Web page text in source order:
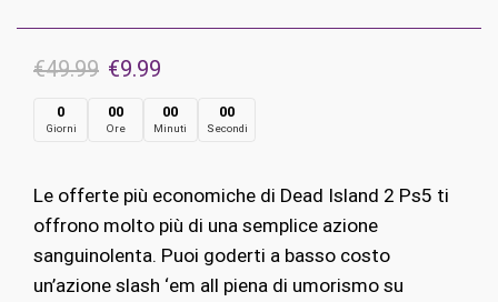
€49.99 Il
prezzo
originale
€49.99.
€9.99
prezzo
attuale
€9.99.
0
Giorni
00
Ore
00
Minuti
00
Secondi
Le offerte più economiche di Dead Island 2 Ps5 ti
offrono molto più di una semplice azione
sanguinolenta. Puoi goderti a basso costo
un’azione slash ‘em all piena di umorismo su